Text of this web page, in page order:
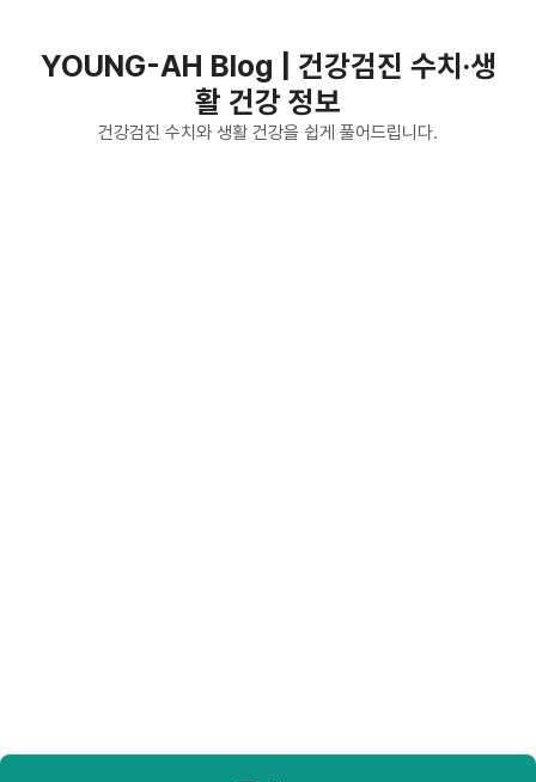
YOUNG-AH Blog | 건강검진 수치·생
활 건강 정보
건강검진 수치와 생활 건강을 쉽게 풀어드립니다.